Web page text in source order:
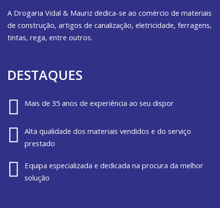
A Drogaria Vidal & Mauriz dedica-se ao comércio de materiais
de construção, artigos de canalização, eletricidade, ferragens,
tintas, rega, entre outros.
DESTAQUES
Mais de 35 anos de experiência ao seu dispor
Alta qualidade dos materiais vendidos e do serviço
prestado
Equipa especializada e dedicada na procura da melhor
solução